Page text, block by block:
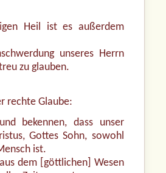
Heil ist es außerdem
unseres Herrn
zu glauben.
rechte Glaube:
bekennen, dass unser
Gottes Sohn, sowohl
ist.
dem [göttlichen] Wesen